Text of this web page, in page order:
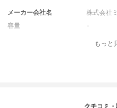
メーカー会社名
株式会社
容量
もっと
クチコミ